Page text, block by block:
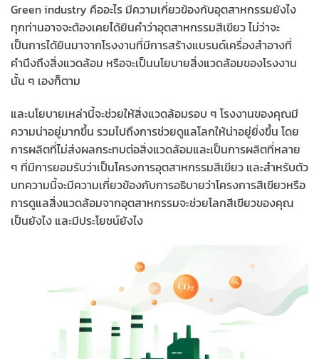
Green industry คืออะไร มีความเกี่ยวข้องกับอุตสาหกรรมยังไง
ทุกท่านอาจจะต้องเคยได้ยินคำว่าอุตสาหกรรมสีเขียว ไม่ว่าจะ
เป็นการได้ยินมาจากโรงงานที่มีการสร้างแบรนด์เครื่องสำอางที่
คำนึงถึงสิ่งแวดล้อม หรือจะเป็นนโยบายสิ่งแวดล้อมของโรงงาน
นั้น ๆ เองก็ตาม
และนโยบายเหล่านี้จะช่วยให้สิ่งแวดล้อมรอบ ๆ โรงงานของคุณมี
ความน่าอยู่มากขึ้น รวมไปถึงการช่วยดูแลโลกให้น่าอยู่ยิ่งขึ้น โดย
การผลิตที่ไม่ส่งผลกระทบต่อสิ่งแวดล้อมและเป็นการผลิตที่หลาย
ๆ ที่มีการยอมรับว่าเป็นโครงการอุตสาหกรรมสีเขียว และสำหรับตัว
บทความนี้จะมีความเกี่ยวข้องกับการอธิบายว่าโครงการสีเขียวหรือ
การดูแลสิ่งแวดล้อมจากอุตสาหกรรมจะช่วยโลกสีเขียวของคุณ
เป็นยังไง และมีประโยชน์ยังไง